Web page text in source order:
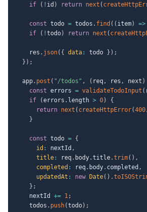
if
( ! id ) return next (
const todo = todos . find ( ( item) =>
if
( !todo) return next (
    res
. json( { data : todo } ) ;
} ) ;
  app
. post ( "/todos" , ( req, res , next )
const errors = validateTodoInput (
if
(errors . length > 0)
{
return next ( createHttpError(400
}
const todo = {
id : nextId ,
title : req. body.title.trim( ) ,
completed : req. body. completed ,
updatedAt : new Date( ) .
} ;
    nextId
+= 1;
    todos
. push(todo) ;